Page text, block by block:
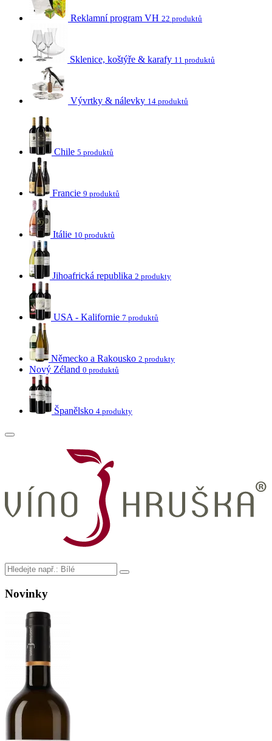
Reklamní program VH 22 produktů
Sklenice, koštýře & karafy 11 produktů
Vývrtky & nálevky 14 produktů
Chile 5 produktů
Francie 9 produktů
Itálie 10 produktů
Jihoafrická republika 2 produkty
USA - Kalifornie 7 produktů
Německo a Rakousko 2 produkty
Nový Zéland 0 produktů
Španělsko 4 produkty
Novinky